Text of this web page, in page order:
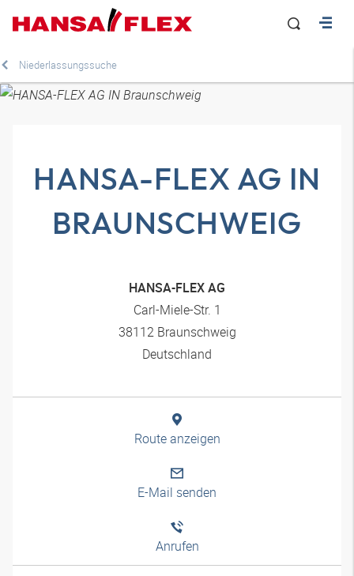
Niederlassungssuche
HANSA-FLEX AG IN
BRAUNSCHWEIG
HANSA-FLEX AG
Carl-Miele-Str. 1
38112 Braunschweig
Deutschland
Route anzeigen
E-Mail senden
Anrufen